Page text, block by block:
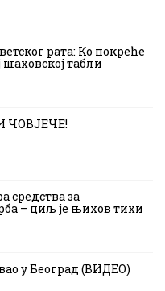
рата: Ко покреће
шаховској табли
ЧОВЈЕЧЕ!
средства за
– циљ је њихов тихи
у Београд (ВИДЕО)